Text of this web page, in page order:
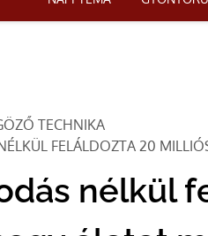
TECHNIKA
FELÁLDOZTA 20
nélkül